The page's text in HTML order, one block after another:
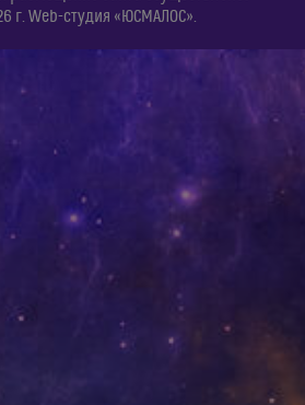
г. Web-студия «ЮСМАЛОС».